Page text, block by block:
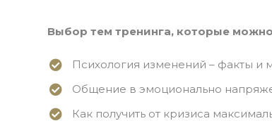
Выбор тем тренинга, которые
Психология изменений – факты и
Общение в эмоционально
Как получить от кризиса